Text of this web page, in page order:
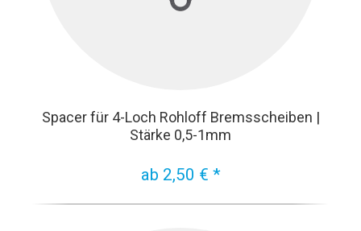
Spacer für 4-Loch Rohloff Bremsscheiben |
Stärke 0,5-1mm
ab 2,50 € *